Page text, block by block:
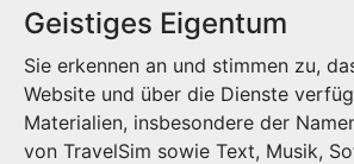
Geistiges Eigentum
Sie erkennen an und stimmen zu,
Website und über die Dienste
Materialien, insbesondere der
von TravelSim sowie Text, Musik,